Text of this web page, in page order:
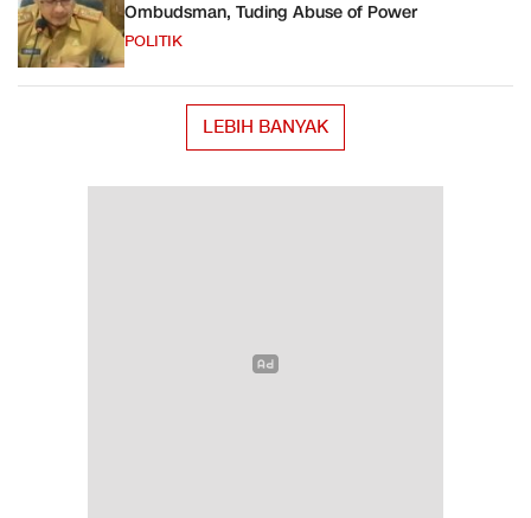
Ombudsman, Tuding Abuse of Power
POLITIK
LEBIH BANYAK